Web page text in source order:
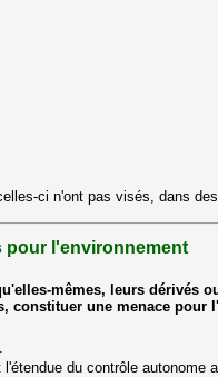
ci n'ont pas visés, dans
pour l'environnement
mêmes, leurs dérivés
constituer une menace pour
du contrôle autonome